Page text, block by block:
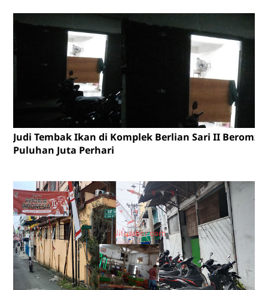
Judi Tembak Ikan di Komplek Berlian Sari II Beromzet
Puluhan Juta Perhari